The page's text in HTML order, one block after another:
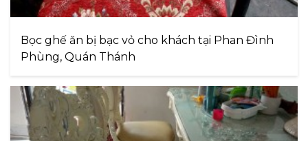
Bọc ghế ăn bị bạc vỏ cho khách tại Phan Đình
Phùng, Quán Thánh